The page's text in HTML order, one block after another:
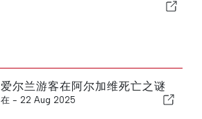
爱尔兰游客在阿尔加维死亡之谜
在 - 22 Aug 2025